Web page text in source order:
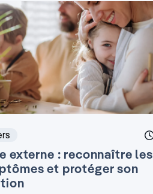
externe : reconnaître les
et protéger son